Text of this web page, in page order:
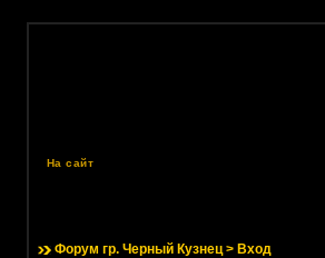
На сайт
Форум гр. Черный Кузнец> Вход